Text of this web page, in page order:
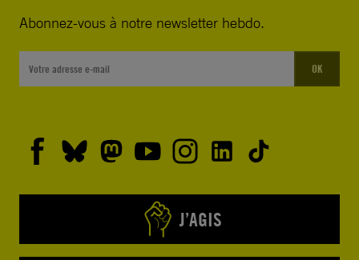
Abonnez-vous à notre newsletter hebdo.
OK
J’AGIS